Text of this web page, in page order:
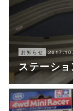
お知らせ
ステーシ